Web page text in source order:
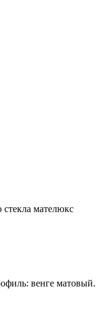
стекла мателюкс
венге матовый.